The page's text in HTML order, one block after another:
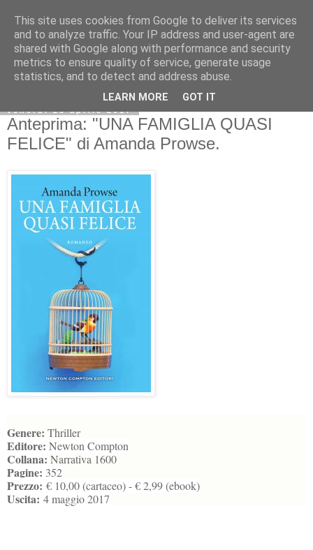
venerdì 28 aprile 2017
Anteprima: "UNA FAMIGLIA QUASI
FELICE" di Amanda Prowse.
Genere: Thriller
Editore: Newton Compton
Collana: Narrativa 1600
Pagine: 352
Prezzo: € 10,00 (cartaceo) - € 2,99 (ebook)
Uscita: 4 maggio 2017
This site uses cookies from Google to deliver its services
and to analyze traffic. Your IP address and user-agent are
shared with Google along with performance and security
metrics to ensure quality of service, generate usage
statistics, and to detect and address abuse.
LEARN MORE GOT IT